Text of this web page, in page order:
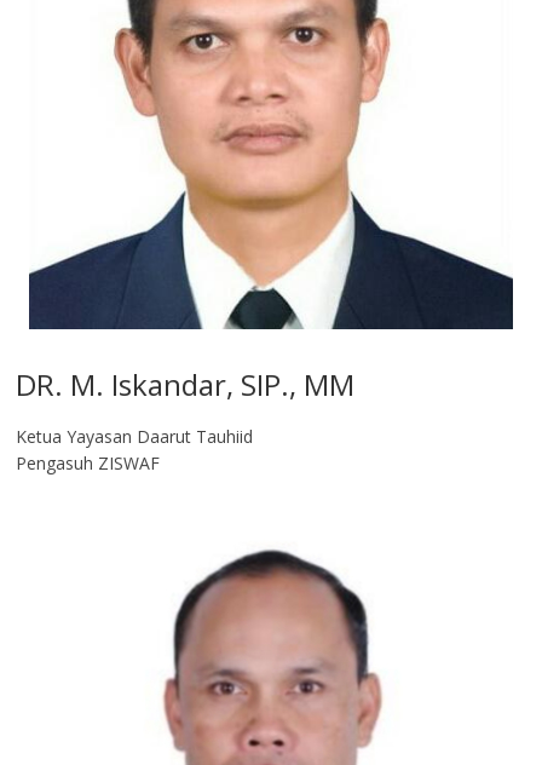
DR. M. Iskandar, SIP., MM
Ketua Yayasan Daarut Tauhiid
Pengasuh ZISWAF